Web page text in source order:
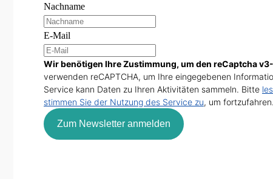
Nachname
E-Mail
Wir benötigen Ihre Zustimmung, um den reCaptcha
verwenden reCAPTCHA, um Ihre eingegebenen
Service kann Daten zu Ihren Aktivitäten sammeln. Bitte
stimmen Sie der Nutzung des Service zu, um fortzufahren.
Zum Newsletter anmelden